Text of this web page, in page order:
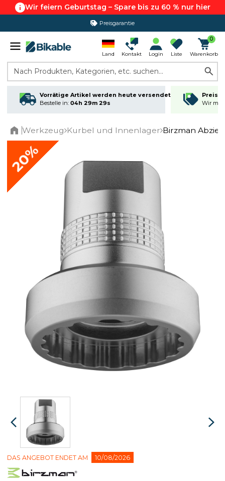
Wir feiern Geburtstag – Spare bis zu 60 % nur hier
Preisgarantie
365 Tage Rückgabe*
Land Kontakt Login Liste
0
Warenkorb
Nach Produkten, Kategorien, etc. suchen...
Vorrätige Artikel werden heute versendet
Bestelle in: 04h 29m 29s
Wir
Werkzeug Kurbel und Innenlager Birzman
20%
DAS ANGEBOT ENDET AM 10/08/2026